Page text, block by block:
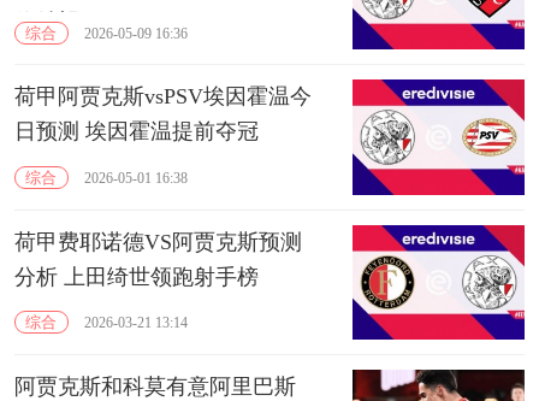
位希望
综合 2026-05-09 16:36
荷甲阿贾克斯vsPSV埃因霍温今
日预测 埃因霍温提前夺冠
综合 2026-05-01 16:38
荷甲费耶诺德VS阿贾克斯预测
分析 上田绮世领跑射手榜
综合 2026-03-21 13:14
阿贾克斯和科莫有意阿里巴斯